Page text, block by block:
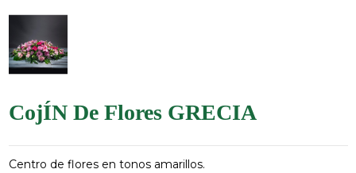
CojÍN De Flores GRECIA
Centro de flores en tonos amarillos.